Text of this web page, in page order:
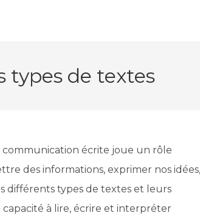
types de textes
communication écrite joue un rôle
des informations, exprimer nos idées,
différents types de textes et leurs
à lire, écrire et interpréter